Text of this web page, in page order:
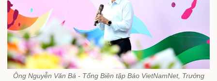
Ông Nguyễn Văn Bá - Tổng Biên tập Báo VietNamNet, Trưởng